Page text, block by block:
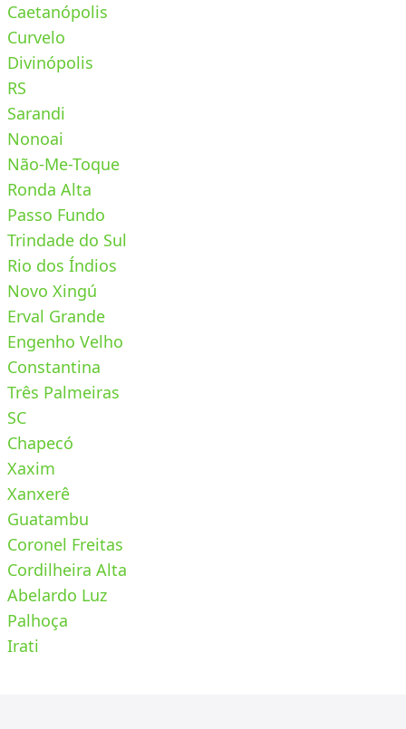
Caetanópolis
Curvelo
Divinópolis
RS
Sarandi
Nonoai
Não-Me-Toque
Ronda Alta
Passo Fundo
Trindade do Sul
Rio dos Índios
Novo Xingú
Erval Grande
Engenho Velho
Constantina
Três Palmeiras
SC
Chapecó
Xaxim
Xanxerê
Guatambu
Coronel Freitas
Cordilheira Alta
Abelardo Luz
Palhoça
Irati